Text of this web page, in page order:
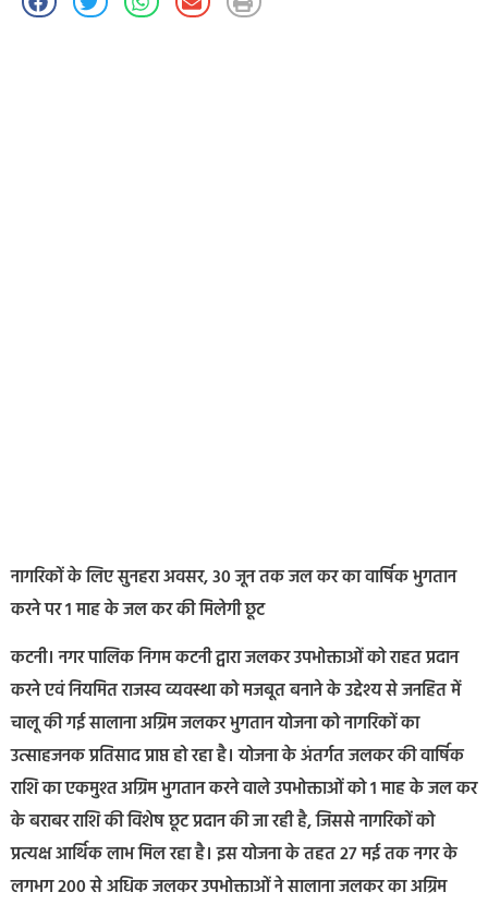
नागरिकों के लिए सुनहरा अवसर, 30 जून तक जल कर का वार्षिक भुगतान
करने पर 1 माह के जल कर की मिलेगी छूट
कटनी। नगर पालिक निगम कटनी द्वारा जलकर उपभोक्ताओं को राहत प्रदान
करने एवं नियमित राजस्व व्यवस्था को मजबूत बनाने के उद्देश्य से जनहित में
चालू की गई सालाना अग्रिम जलकर भुगतान योजना को नागरिकों का
उत्साहजनक प्रतिसाद प्राप्त हो रहा है। योजना के अंतर्गत जलकर की वार्षिक
राशि का एकमुश्त अग्रिम भुगतान करने वाले उपभोक्ताओं को 1 माह के जल कर
के बराबर राशि की विशेष छूट प्रदान की जा रही है, जिससे नागरिकों को
प्रत्यक्ष आर्थिक लाभ मिल रहा है। इस योजना के तहत 27 मई तक नगर के
लगभग 200 से अधिक जलकर उपभोक्ताओं ने सालाना जलकर का अग्रिम